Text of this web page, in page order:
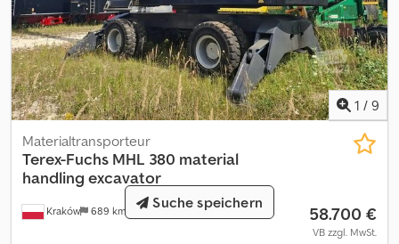
1 / 9
Kraków 689 km
Materialtransporteur
Terex-Fuchs MHL 380 material
handling excavator
58.700 €
VB zzgl. MwSt.
Suche speichern